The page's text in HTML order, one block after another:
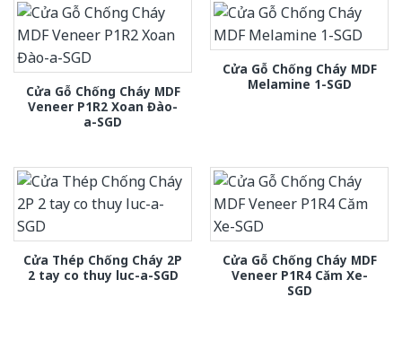
Cửa Gỗ Chống Cháy MDF
Veneer P1R2 Xoan Đào-
a-SGD
Cửa Gỗ Chống Cháy MDF
Melamine 1-SGD
Cửa Thép Chống Cháy 2P
2 tay co thuy luc-a-SGD
Cửa Gỗ Chống Cháy MDF
Veneer P1R4 Căm Xe-
SGD